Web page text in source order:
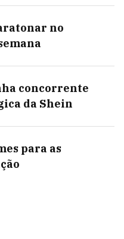
no
concorrente
da Shein
para as